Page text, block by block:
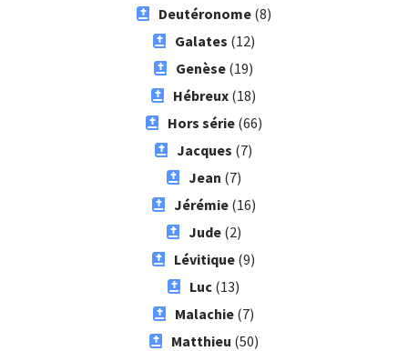
Deutéronome(8)
Galates (12)
Genèse (19)
Hébreux (18)
Hors série(66)
Jacques (7)
Jean (7)
Jérémie(16)
Jude(2)
Lévitique (9)
Luc (13)
Malachie (7)
Matthieu (50)